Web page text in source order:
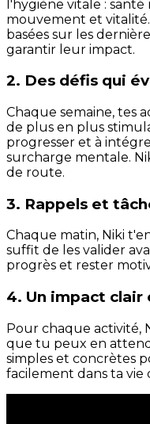
l'hygiène vitale :
mouvement et vitalité.
basées sur les
garantir leur impact.
2. Des défis qui
Chaque semaine, tes
de plus en plus
progresser et à
surcharge mentale.
de route.
3. Rappels et
Chaque matin, Niki
suffit de les valider
progrès et rester
4. Un impact clair
Pour chaque activité,
que tu peux en
simples et concrètes
facilement dans ta vie